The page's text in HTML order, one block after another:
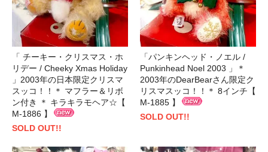
「 チーキー・クリスマス・ホ
リデー / Cheeky Xmas Holiday
」2003年の日本限定クリスマ
スッコ！！＊ マフラー＆リボ
ン付き ＊ キラキラモヘア☆【
M-1886 】
SOLD OUT!!
「パンキンヘッド・ノエル /
Punkinhead Noel 2003 」＊
2003年のDearBearさん限定ク
リスマスッコ！！＊ 8インチ【
M-1885 】
SOLD OUT!!